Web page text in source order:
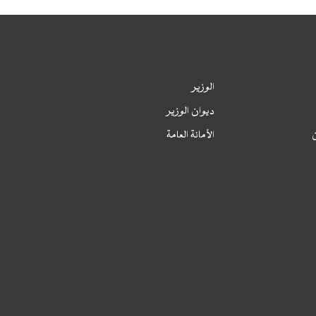
الوزير
ديوان الوزير
الأمانة العامة